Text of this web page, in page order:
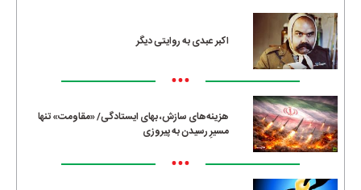
اکبر عبدی به روایتی دیگر
•••
هزینه‌های سازش، بهای ایستادگی/ «مقاومت» تنها
مسیرِ رسیدن به پیروزی
•••